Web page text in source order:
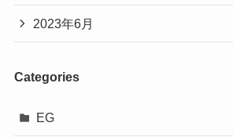
2023年6月
Categories
EG